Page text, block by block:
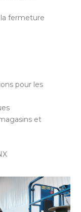
fermeture
pour les
et